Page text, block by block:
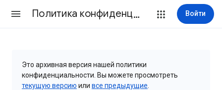
Политика конфиденциальности и Условия использования Войти
Это архивная версия нашей политики
конфиденциальности. Вы можете просмотреть
текущую версию или все предыдущие